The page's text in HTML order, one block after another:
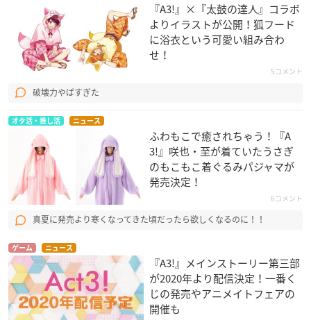
『A3!』×『太鼓の達人』コラボ
よりイラストが公開！狐フード
に浴衣という可愛い組み合わ
せ！
5コメント
破壊力やばすぎた
オタ活・推し活 ニュース
ふわもこで癒されちゃう！『A
3!』咲也・至が着ていたうさぎ
のもこもこ着ぐるみパジャマが
発売決定！
6コメント
真夏に発売より寒くなってきた頃だったら欲しくなるのに！！
ゲーム ニュース
『A3!』メインストーリー第三部
が2020年より配信決定！一番く
じの発売やアニメイトフェアの
開催も